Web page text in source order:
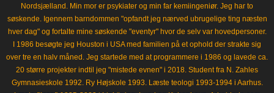
Nordsjælland. Min mor er psykiater og min far kemiingeniør. Jeg har to
søskende. Igennem barndommen "opfandt jeg nærved ubrugelige ting næsten
hver dag" og fortalte mine søskende "eventyr" hvor de selv var hovedpersoner.
I 1986 besøgte jeg Houston i USA med familien på et ophold der strakte sig
over tre en halv måned. Jeg startede med at programmere i 1986 og lavede ca.
20 større projekter indtil jeg "mistede evnen" i 2018. Student fra N. Zahles
Gymnasieskole 1992. Ry Højskole 1993. Læste teologi 1993-1994 i Aarhus.